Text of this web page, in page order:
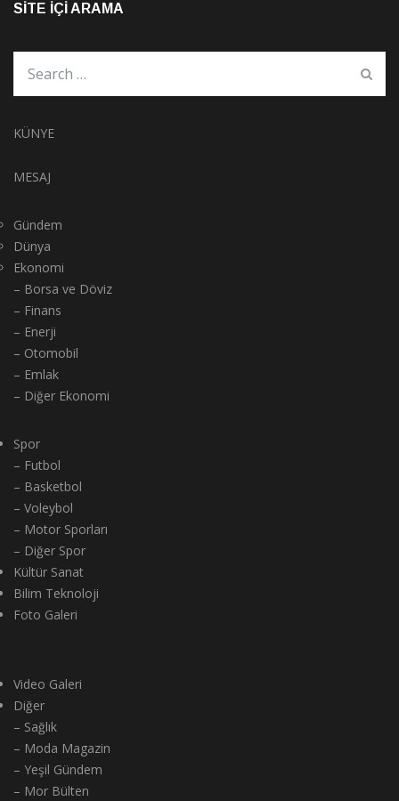
SITE İÇI ARAMA
KÜNYE
MESAJ
Gündem
Dünya
Ekonomi
– Borsa ve Döviz
– Finans
– Enerji
– Otomobil
– Emlak
– Diğer Ekonomi
Spor
– Futbol
– Basketbol
– Voleybol
– Motor Sporları
– Diğer Spor
Kültür Sanat
Bilim Teknoloji
Foto Galeri
Video Galeri
Diğer
– Sağlık
– Moda Magazin
– Yeşil Gündem
– Mor Bülten